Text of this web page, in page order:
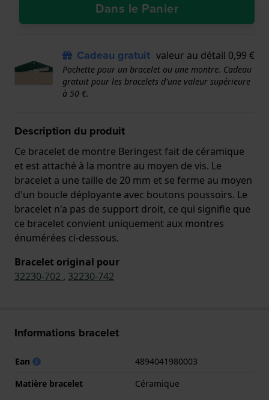
Dans le Panier
Cadeau gratuit valeur au détail 0,99 €
Pochette pour un bracelet ou une montre. Cadeau
gratuit pour les bracelets d'une valeur supérieure
à 50 €.
Description du produit
Ce bracelet de montre Beringest fait de céramique
et est attaché à la montre au moyen de vis. Le
bracelet a une taille de 20 mm et se ferme au moyen
d'un boucle déployante avec boutons poussoirs. Le
bracelet n'a pas de support droit, ce qui signifie que
ce bracelet convient uniquement aux montres
énumérées ci-dessous.
Bracelet original pour
32230-702 , 32230-742
Informations bracelet
Ean
4894041980003
Matière bracelet
Céramique